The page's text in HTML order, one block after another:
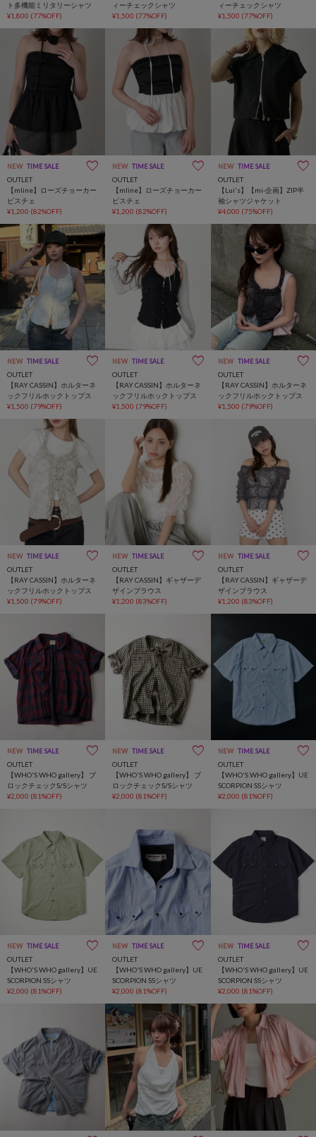
ト多機能ミリタリーシャツ
¥1,800 (77%OFF)
ィーチェックシャツ
¥1,500 (77%OFF)
ィーチェックシャツ
¥1,500 (77%OFF)
NEW TIME SALE
OUTLET
【mline】ローズチョーカー
ビスチェ
¥1,200 (82%OFF)
NEW TIME SALE
OUTLET
【mline】ローズチョーカー
ビスチェ
¥1,200 (82%OFF)
NEW TIME SALE
OUTLET
【Lui's】【mi-企画】ZIP半
袖シャツジャケット
¥4,000 (75%OFF)
NEW TIME SALE
OUTLET
【RAY CASSIN】ホルターネ
ックフリルホックトップス
¥1,500 (79%OFF)
NEW TIME SALE
OUTLET
【RAY CASSIN】ホルターネ
ックフリルホックトップス
¥1,500 (79%OFF)
NEW TIME SALE
OUTLET
【RAY CASSIN】ホルターネ
ックフリルホックトップス
¥1,500 (79%OFF)
NEW TIME SALE
OUTLET
【RAY CASSIN】ホルターネ
ックフリルホックトップス
¥1,500 (79%OFF)
NEW TIME SALE
OUTLET
【RAY CASSIN】ギャザーデ
ザインブラウス
¥1,200 (83%OFF)
NEW TIME SALE
OUTLET
【RAY CASSIN】ギャザーデ
ザインブラウス
¥1,200 (83%OFF)
NEW TIME SALE
OUTLET
【WHO'S WHO gallery】 ブ
ロックチェックS/Sシャツ
¥2,000 (81%OFF)
NEW TIME SALE
OUTLET
【WHO'S WHO gallery】 ブ
ロックチェックS/Sシャツ
¥2,000 (81%OFF)
NEW TIME SALE
OUTLET
【WHO'S WHO gallery】UE
SCORPION SSシャツ
¥2,000 (81%OFF)
NEW TIME SALE
OUTLET
【WHO'S WHO gallery】UE
SCORPION SSシャツ
¥2,000 (81%OFF)
NEW TIME SALE
OUTLET
【WHO'S WHO gallery】UE
SCORPION SSシャツ
¥2,000 (81%OFF)
NEW TIME SALE
OUTLET
【WHO'S WHO gallery】UE
SCORPION SSシャツ
¥2,000 (81%OFF)